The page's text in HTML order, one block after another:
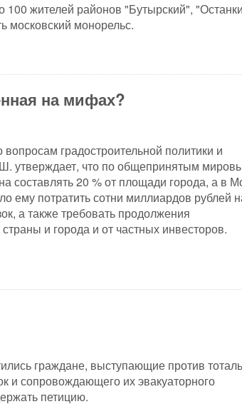
100 жителей районов "Бутырский",
московский монорельс.
на мифах?
градостроительной политики и
утверждает, что по общепринятым
составлять 20 % от площади города, а в
ему потратить сотни миллиардов рублей
а также требовать продолжения
и города и от частных инвесторов.
граждане, выступающие против
и сопровождающего их эвакуаторного
петицию.